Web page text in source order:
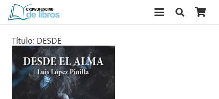
Título: DESDE